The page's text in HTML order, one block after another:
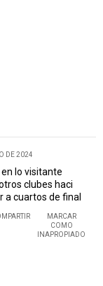
DE 2024
lo visitante
clubes haci
a cuartos de final
MARCAR
COMO
INAPROPIADO